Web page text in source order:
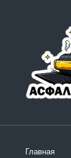
Главная